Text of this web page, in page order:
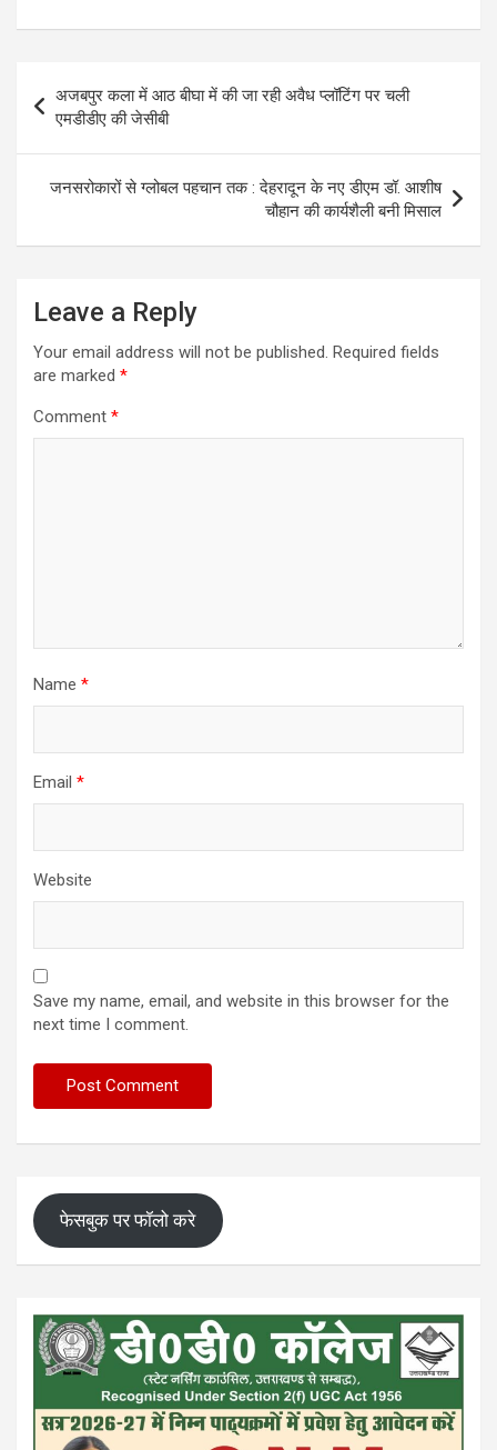
s
p
p
b
o
k
er e
navigation
अजबपुर कला में आठ बीघा में की जा रही अवैध प्लॉटिंग पर चली
एमडीडीए की जेसीबी
जनसरोकारों से ग्लोबल पहचान तक : देहरादून के नए डीएम डॉ. आशीष
चौहान की कार्यशैली बनी मिसाल
Leave a Reply
Your email address will not be published. Required fields
are marked *
Comment *
Name *
Email *
Website
Save my name, email, and website in this browser for the
next time I comment.
फेसबुक पर फॉलो करे